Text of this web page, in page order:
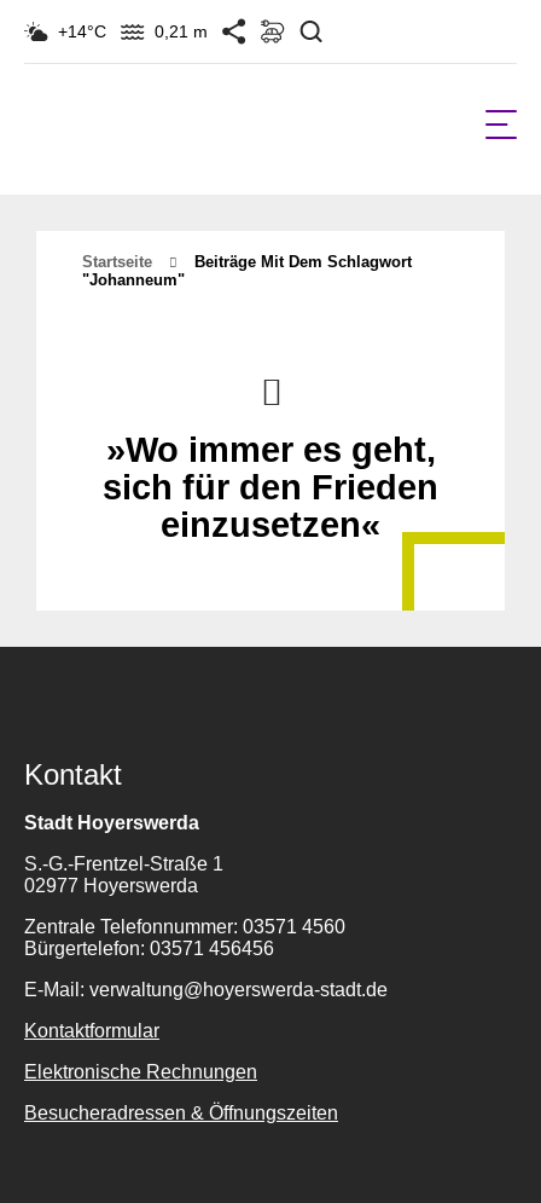
+14°C 0,21 m
Startseite
Beiträge Mit Dem Schlagwort
"johanneum"
»Wo immer es geht,
sich für den Frieden
einzusetzen«
Kontakt
Stadt Hoyerswerda
S.-G.-Frentzel-Straße 1
02977 Hoyerswerda
Zentrale Telefonnummer: 03571 4560
Bürgertelefon: 03571 456456
E-Mail: verwaltung@hoyerswerda-stadt.de
Kontaktformular
Elektronische Rechnungen
Besucheradressen & Öffnungszeiten